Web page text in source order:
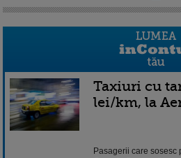
Taxiuri cu
lei/km, la
Pasagerii care sosesc